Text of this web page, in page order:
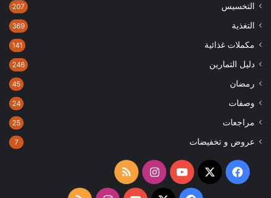
التخسيس 207
التغذية 369
مكملات غذائية 141
دليل التمارين 246
رمضان 45
وصفات 24
مراجعات 25
عروض و تخفيضات 7
فيسبوك
‫X
‫YouTubeانستقرامملخص